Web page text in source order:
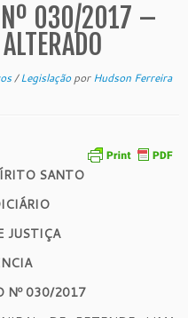
Nº 030/2017 –
/LegislaçãoporHudson Ferreira
SANTO
JUSTIÇA
Nº 030/2017